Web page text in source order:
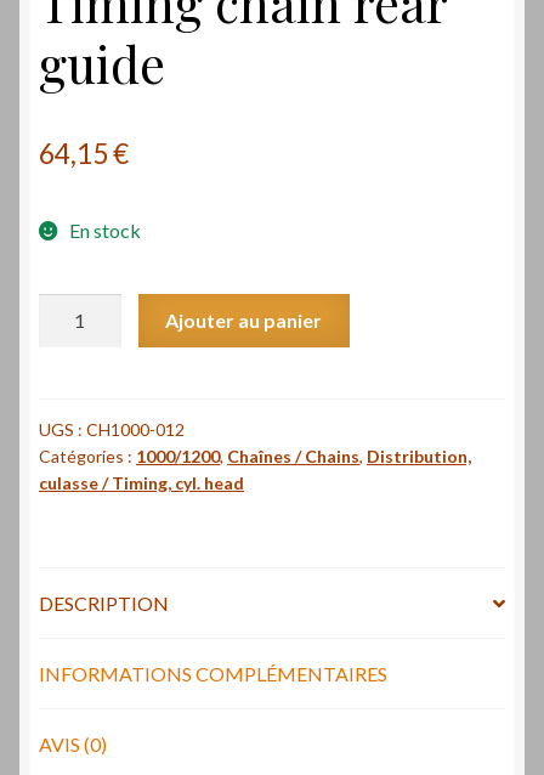
guide
64,15€
En stock
de
chaîne
de
/
chain
Ajouter au panier
UGS : CH1000-012
Catégories : 1000/1200, Chaînes / Chains, Distribution,
culasse / Timing, cyl. head
DESCRIPTION
INFORMATIONS COMPLÉMENTAIRES
AVIS (0)